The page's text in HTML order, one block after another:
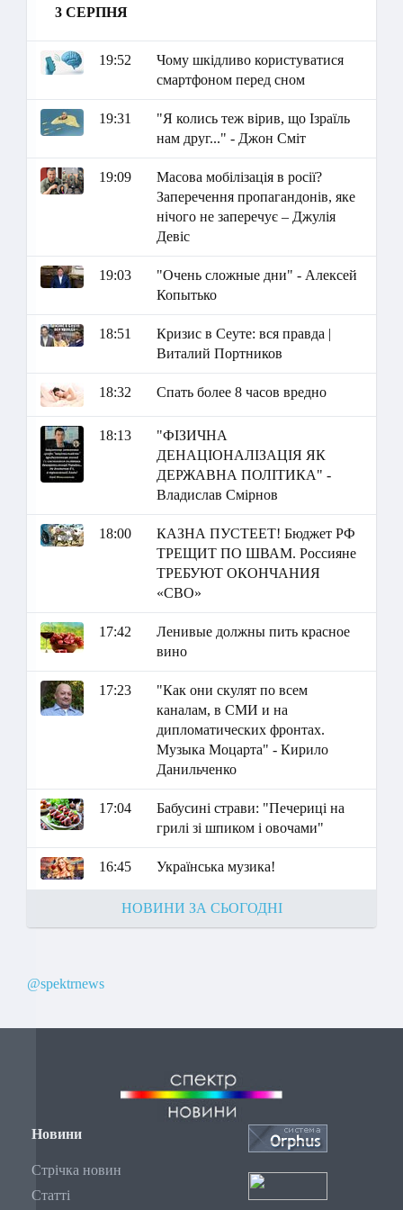
3 СЕРПНЯ
19:52
Чому шкідливо користуватися
смартфоном перед сном
19:31
"Я колись теж вірив, що Ізраїль
нам друг..." - Джон Сміт
19:09
Масова мобілізація в росії?
Заперечення пропагандонів, яке
нічого не заперечує – Джулія
Девіс
19:03
"Очень сложные дни" - Алексей
Копытько
18:51
Кризис в Сеуте: вся правда |
Виталий Портников
18:32 Спать более 8 часов вредно
18:13
"ФІЗИЧНА
ДЕНАЦІОНАЛІЗАЦІЯ ЯК
ДЕРЖАВНА ПОЛІТИКА" -
Владислав Смірнов
18:00
КАЗНА ПУСТЕЕТ! Бюджет РФ
ТРЕЩИТ ПО ШВАМ. Россияне
ТРЕБУЮТ ОКОНЧАНИЯ
«СВО»
17:42
Ленивые должны пить красное
вино
17:23
"Как они скулят по всем
каналам, в СМИ и на
дипломатических фронтах.
Музыка Моцарта" - Кирило
Данильченко
17:04
Бабусині страви: "Печериці на
грилі зі шпиком і овочами"
16:45 Українська музика!
НОВИНИ ЗА СЬОГОДНІ
@spektrnews
Новини
Стрічка новин
Статті